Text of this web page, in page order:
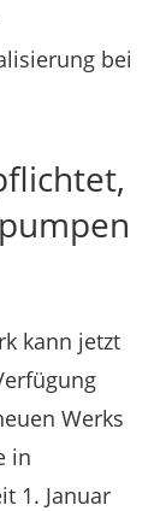
bei
kann jetzt
Werks
in
1. Januar